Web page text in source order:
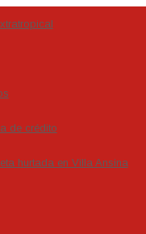
de crédito
hurtada en Villa Ansina